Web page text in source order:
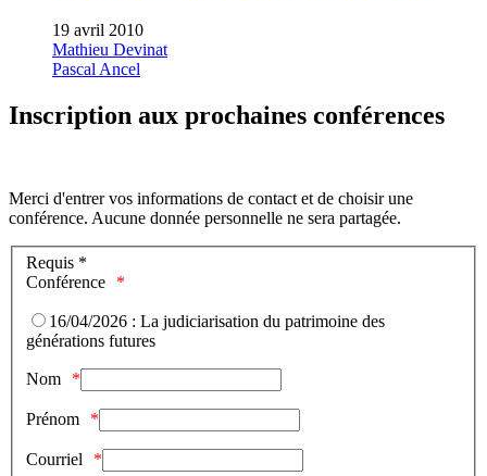
19 avril 2010
Mathieu Devinat
Pascal Ancel
Inscription aux prochaines conférences
Merci d'entrer vos informations de contact et de choisir une
conférence. Aucune donnée personnelle ne sera partagée.
Requis *
Conférence
16/04/2026 : La judiciarisation du patrimoine des
générations futures
Nom
Prénom
Courriel